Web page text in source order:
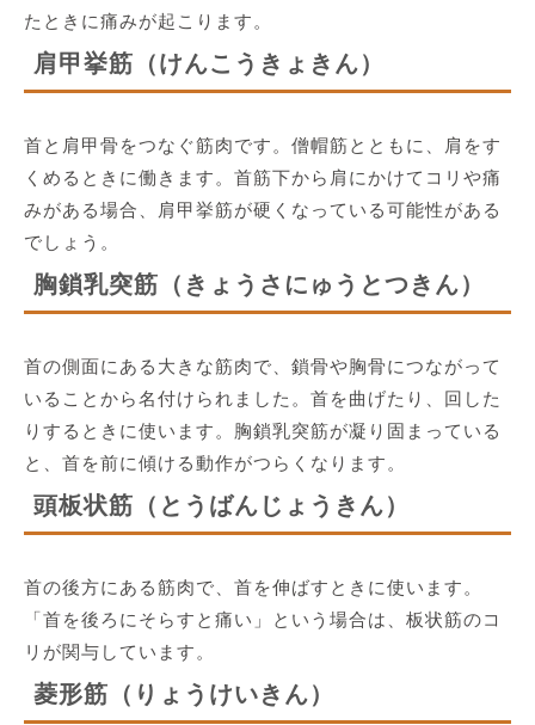
たときに痛みが起こります。
肩甲挙筋（けんこうきょきん）
首と肩甲骨をつなぐ筋肉です。僧帽筋とともに、肩をす
くめるときに働きます。首筋下から肩にかけてコリや痛
みがある場合、肩甲挙筋が硬くなっている可能性がある
でしょう。
胸鎖乳突筋（きょうさにゅうとつきん）
首の側面にある大きな筋肉で、鎖骨や胸骨につながって
いることから名付けられました。首を曲げたり、回した
りするときに使います。胸鎖乳突筋が凝り固まっている
と、首を前に傾ける動作がつらくなります。
頭板状筋（とうばんじょうきん）
首の後方にある筋肉で、首を伸ばすときに使います。
「首を後ろにそらすと痛い」という場合は、板状筋のコ
リが関与しています。
菱形筋（りょうけいきん）